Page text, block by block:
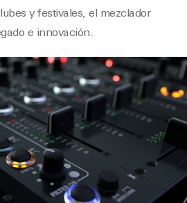
y festivales, el mezclador
e innovación.